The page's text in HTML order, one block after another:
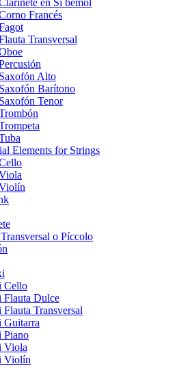
en Si bemol
Francés
Transversal
Saxofón Alto
Saxofón Barítono
Saxofón Tenor
Elements for Strings
o Píccolo
Cello
Flauta Dulce
Flauta Transversal
Guitarra
Piano
Viola
Violín